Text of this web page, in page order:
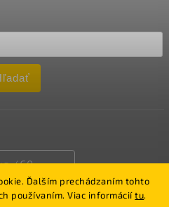
Ďalším prechádzaním tohto
používaním. Viac informáciítu.
/€0